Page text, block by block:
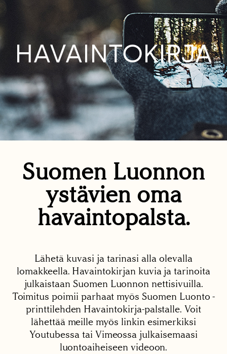
HAVAINTOKIRJA
Suomen Luonnon
ystävien oma
havaintopalsta.
Lähetä kuvasi ja tarinasi alla olevalla
lomakkeella. Havaintokirjan kuvia ja tarinoita
julkaistaan Suomen Luonnon nettisivuilla.
Toimitus poimii parhaat myös Suomen Luonto -
printtilehden Havaintokirja-palstalle. Voit
lähettää meille myös linkin esimerkiksi
Youtubessa tai Vimeossa julkaisemaasi
luontoaiheiseen videoon.